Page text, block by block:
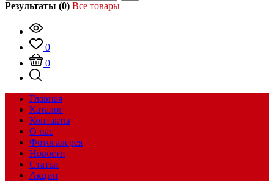
Результаты (0) Все товары
0
0
Главная
Каталог
Контакты
О нас
Фотогалерея
Новости
Статьи
Акции